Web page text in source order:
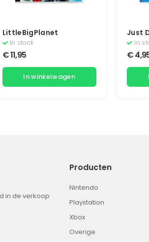
LittleBigPlanet
In stock
€11,95
In winkelwagen
Just
In
€
in de verkoop
Producten
Nintendo
Playstation
Xbox
Overige